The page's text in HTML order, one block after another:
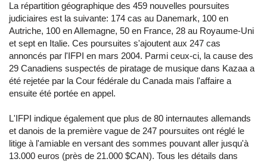
La répartition géographique des 459 nouvelles poursuites
judiciaires est la suivante: 174 cas au Danemark, 100 en
Autriche, 100 en Allemagne, 50 en France, 28 au Royaume-Uni
et sept en Italie. Ces poursuites s'ajoutent aux 247 cas
annoncés par l'IFPI en mars 2004. Parmi ceux-ci, la cause des
29 Canadiens suspectés de piratage de musique dans Kazaa a
été rejetée par la Cour fédérale du Canada mais l'affaire a
ensuite été portée en appel.
L'IFPI indique également que plus de 80 internautes allemands
et danois de la première vague de 247 poursuites ont réglé le
litige à l'amiable en versant des sommes pouvant aller jusqu'à
13.000 euros (près de 21.000 $CAN). Tous les détails dans